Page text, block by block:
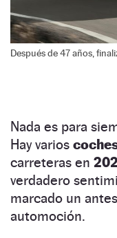
Después de 47 años,
Nada es para
Hay varios
carreteras en
verdadero
marcado un
automoción.